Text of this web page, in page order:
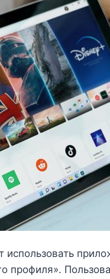
использовать
профиля».